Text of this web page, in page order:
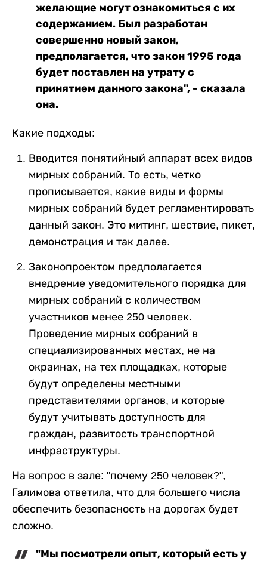
желающие могут ознакомиться с их
содержанием. Был разработан
совершенно новый закон,
предполагается, что закон 1995 года
будет поставлен на утрату с
принятием данного закона", - сказала
она.
Какие подходы:
Вводится понятийный аппарат всех видов
мирных собраний. То есть, четко
прописывается, какие виды и формы
мирных собраний будет регламентировать
данный закон. Это митинг, шествие, пикет,
демонстрация и так далее.
Законопроектом предполагается
внедрение уведомительного порядка для
мирных собраний с количеством
участников менее 250 человек.
Проведение мирных собраний в
специализированных местах, не на
окраинах, на тех площадках, которые
будут определены местными
представителями органов, и которые
будут учитывать доступность для
граждан, развитость транспортной
инфраструктуры.
На вопрос в зале: "почему 250 человек?",
Галимова ответила, что для большего числа
обеспечить безопасность на дорогах будет
сложно.
"Мы посмотрели опыт, который есть у